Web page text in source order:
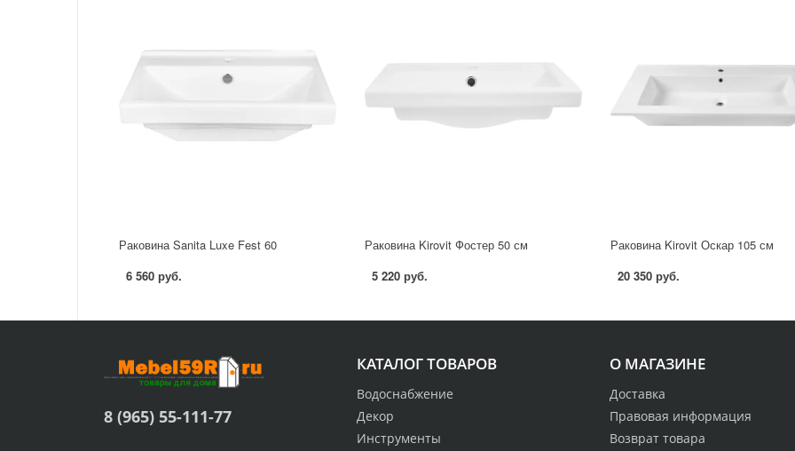
Раковина Sanita Luxe Fest 60
6 560 руб.
Раковина Kirovit Фостер 50 см
5 220 руб.
Раковина Kirovit Оскар 105 см
20 350 руб.
О МАГАЗИНЕ
Доставка
Правовая информация
Возврат товара
КАТАЛОГ ТОВАРОВ
Водоснабжение
Декор
Инструменты
8 (965) 55-111-77